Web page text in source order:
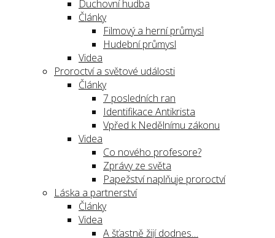
Duchovní hudba
Články
Filmový a herní průmysl
Hudební průmysl
Videa
Proroctví a světové události
Články
7 posledních ran
Identifikace Antikrista
Vpřed k Nedělnímu zákonu
Videa
Co nového profesore?
Zprávy ze světa
Papežství naplňuje proroctví
Láska a partnerství
Články
Videa
A šťastně žijí dodnes…